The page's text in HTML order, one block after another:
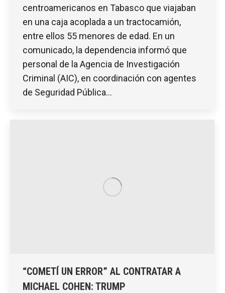
centroamericanos en Tabasco que viajaban
en una caja acoplada a un tractocamión,
entre ellos 55 menores de edad. En un
comunicado, la dependencia informó que
personal de la Agencia de Investigación
Criminal (AIC), en coordinación con agentes
de Seguridad Pública…
“COMETÍ UN ERROR” AL CONTRATAR A
MICHAEL COHEN: TRUMP